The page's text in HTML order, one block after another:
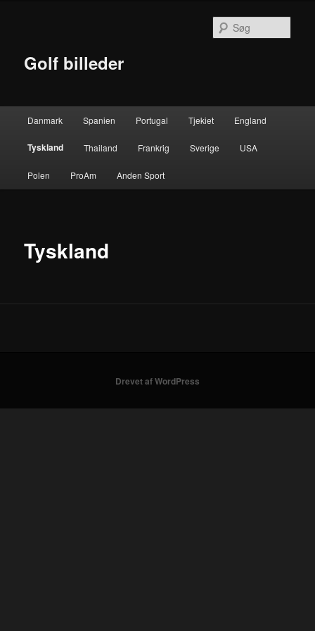
Golf billeder
Danmark Spanien Portugal Tjekiet England
Tyskland Thailand Frankrig Sverige USA
Polen ProAm Anden Sport
Tyskland
Drevet af WordPress